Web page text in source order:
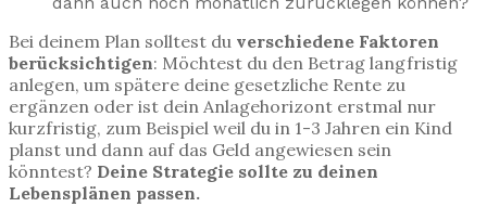
Bei deinem Plan solltest du verschiedene Faktoren
berücksichtigen: Möchtest du den Betrag langfristig
anlegen, um spätere deine gesetzliche Rente zu
ergänzen oder ist dein Anlagehorizont erstmal nur
kurzfristig, zum Beispiel weil du in 1-3 Jahren ein Kind
planst und dann auf das Geld angewiesen sein
könntest? Deine Strategie sollte zu deinen
Lebensplänen passen.